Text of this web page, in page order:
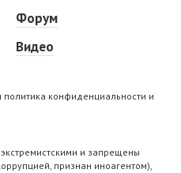
Форум
Видео
политика конфиденциальности и
и запрещены
признан иноагентом),